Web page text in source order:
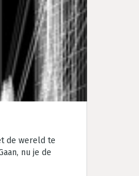
de wereld te
nu je de